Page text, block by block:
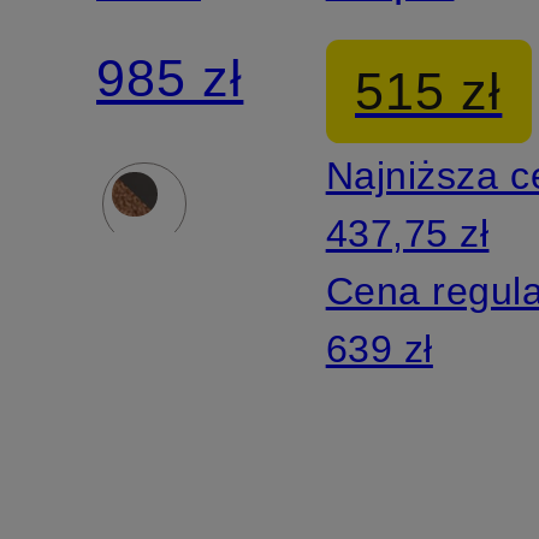
985 zł 515 zł
Najniższa
437,75 zł
Cena
639 zł